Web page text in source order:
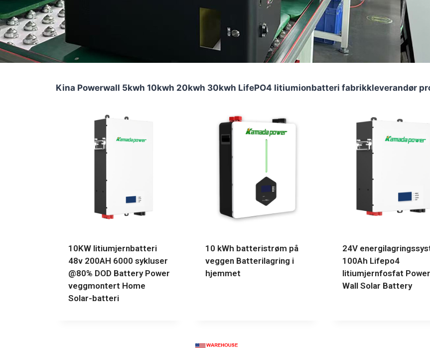
Kina Powerwall 5kwh 10kwh 20kwh 30kwh LifePO4 litiumionbatteri fabrikkleverandør
10KW litiumjernbatteri
48v 200AH 6000 sykluser
@80% DOD Battery Power
veggmontert Home
Solar-batteri
10 kWh batteristrøm på
veggen Batterilagring i
hjemmet
24V
100Ah Lifepo4
litiumjernfosfat Power
Wall Solar Battery